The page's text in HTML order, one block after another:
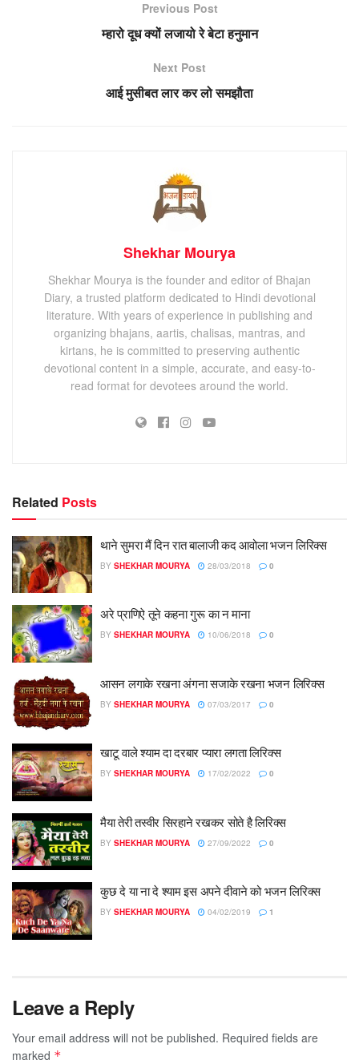
Previous Post
म्हारो दूध क्यों लजायो रे बेटा हनुमान
Next Post
आई मुसीबत लार कर लो समझौता
Shekhar Mourya
Shekhar Mourya is the founder and editor of Bhajan
Diary, a trusted platform dedicated to Hindi devotional
literature. With years of experience in publishing and
organizing bhajans, aartis, chalisas, mantras, and
kirtans, he is committed to preserving authentic
devotional content in a simple, accurate, and easy-to-
read format for devotees around the world.
Related Posts
थाने सुमरा मैं दिन रात बालाजी कद आवोला भजन लिरिक्स
BY SHEKHAR MOURYA 28/03/2018 0
अरे प्राणिऐ तूने कहना गुरू का न माना
BY SHEKHAR MOURYA 10/06/2018 0
आसन लगाके रखना अंगना सजाके रखना भजन लिरिक्स
BY SHEKHAR MOURYA 07/03/2017 0
खाटू वाले श्याम दा दरबार प्यारा लगता लिरिक्स
BY SHEKHAR MOURYA 17/02/2022 0
मैया तेरी तस्वीर सिरहाने रखकर सोते है लिरिक्स
BY SHEKHAR MOURYA 27/09/2022 0
कुछ दे या ना दे श्याम इस अपने दीवाने को भजन लिरिक्स
BY SHEKHAR MOURYA 04/02/2019 1
Leave a Reply
Your email address will not be published. Required fields are
marked *